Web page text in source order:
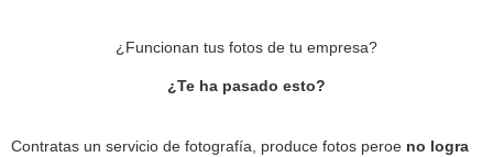
¿Funcionan tus fotos de tu empresa?
¿Te ha pasado esto?
Contratas un servicio de fotografía, produce fotos peroe no logra